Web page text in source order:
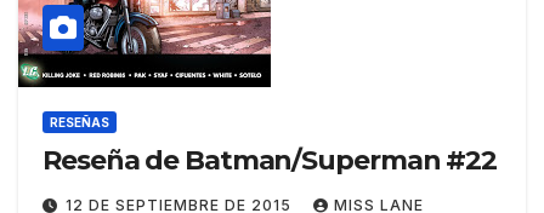
RESEÑAS
Reseña de Batman/Superman #22
12 DE SEPTIEMBRE DE 2015 MISS LANE